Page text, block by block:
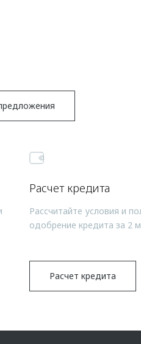
Расчет кредита
Рассчитайте условия и
одобрение кредита за 2
Расчет кредита